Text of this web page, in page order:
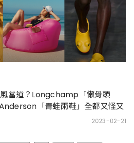
當道？Longchamp「懶骨頭
「青蛙雨鞋」全都又怪又
2023-02-21